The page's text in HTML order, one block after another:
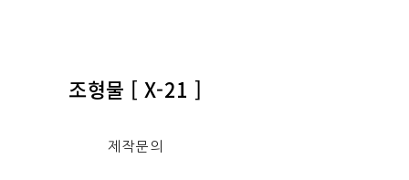
조형물 [ X-21 ]
제작문의